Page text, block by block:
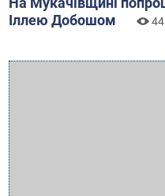
Іллею Добошом